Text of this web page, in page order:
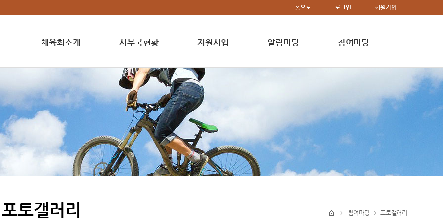
홈으로 로그인 회원가입
체육회소개 사무국현황 지원사업 알림마당 참여마당
포토갤러리 > 참여마당 > 포토갤러리